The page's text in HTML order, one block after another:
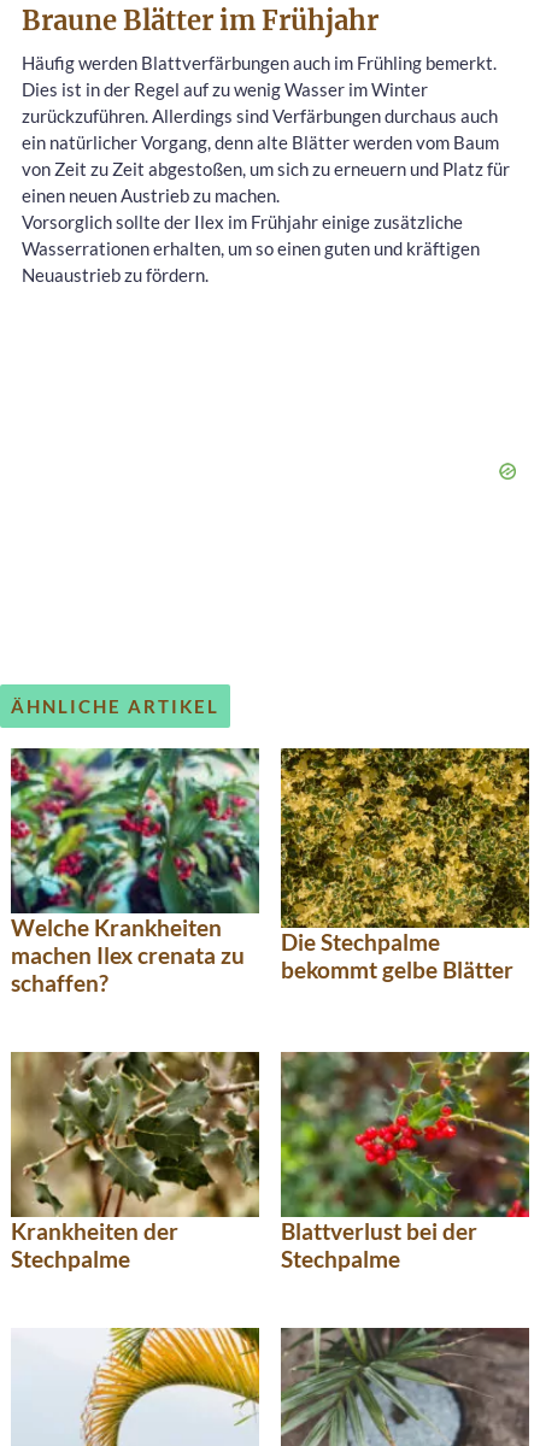
Braune Blätter im Frühjahr
Häufig werden Blattverfärbungen auch im Frühling bemerkt.
Dies ist in der Regel auf zu wenig Wasser im Winter
zurückzuführen. Allerdings sind Verfärbungen durchaus auch
ein natürlicher Vorgang, denn alte Blätter werden vom Baum
von Zeit zu Zeit abgestoßen, um sich zu erneuern und Platz für
einen neuen Austrieb zu machen.
Vorsorglich sollte der Ilex im Frühjahr einige zusätzliche
Wasserrationen erhalten, um so einen guten und kräftigen
Neuaustrieb zu fördern.
ÄHNLICHE ARTIKEL
Welche Krankheiten
machen Ilex crenata zu
schaffen?
Die Stechpalme
bekommt gelbe Blätter
Krankheiten der
Stechpalme
Blattverlust bei der
Stechpalme